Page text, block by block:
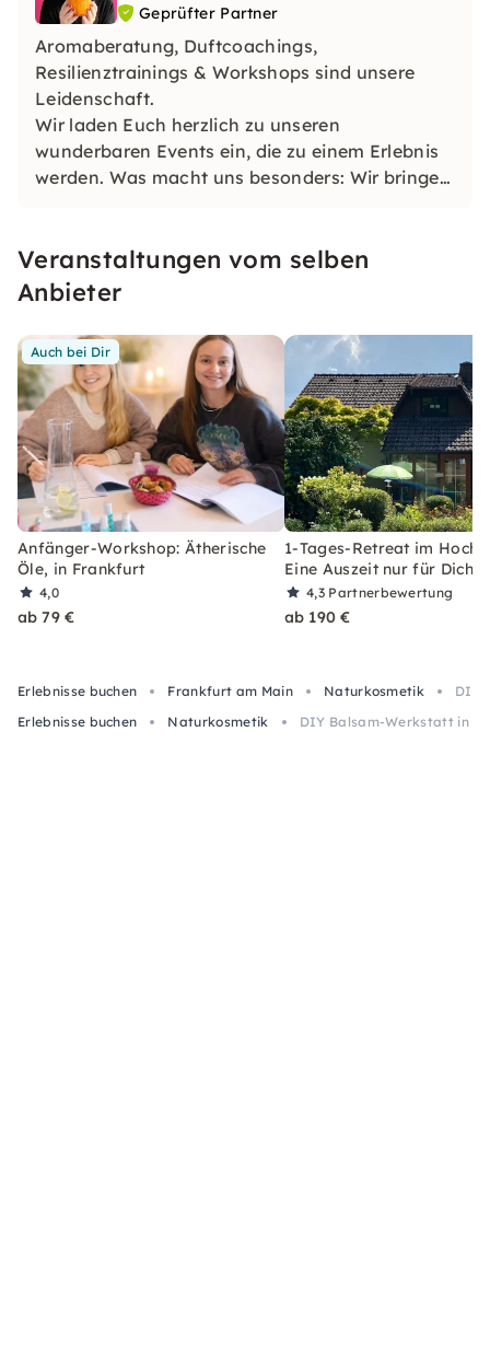
Geprüfter Partner
Aromaberatung, Duftcoachings,
Resilienztrainings & Workshops sind unsere
Leidenschaft.
Wir laden Euch herzlich zu unseren
wunderbaren Events ein, die zu einem Erlebnis
werden. Was macht uns besonders: Wir bringen
Veranstaltungen vom selben
Anbieter
Auch bei Dir
Anfänger-Workshop: Ätherische
Öle, in Frankfurt
4,0
ab 79 €
1-Tages-Retreat im
Eine Auszeit nur für Dich
4,3 Partnerbewertung
ab 190 €
Erlebnisse buchen Frankfurt am Main Naturkosmetik
DIY
Erlebnisse buchen
Naturkosmetik DIY Balsam-Werkstatt in